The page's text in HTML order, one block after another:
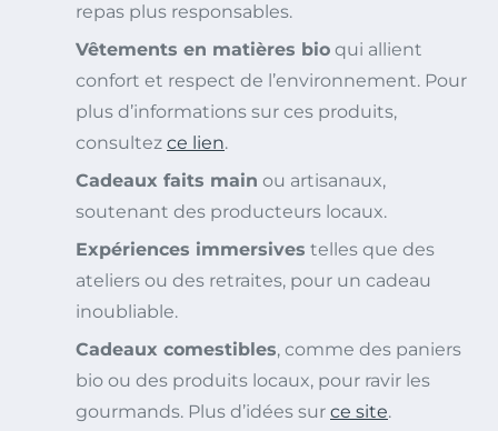
repas plus responsables.
Vêtements en matières bio qui allient
confort et respect de l’environnement. Pour
plus d’informations sur ces produits,
consultez ce lien.
Cadeaux faits main ou artisanaux,
soutenant des producteurs locaux.
Expériences immersives telles que des
ateliers ou des retraites, pour un cadeau
inoubliable.
Cadeaux comestibles, comme des paniers
bio ou des produits locaux, pour ravir les
gourmands. Plus d’idées sur ce site.